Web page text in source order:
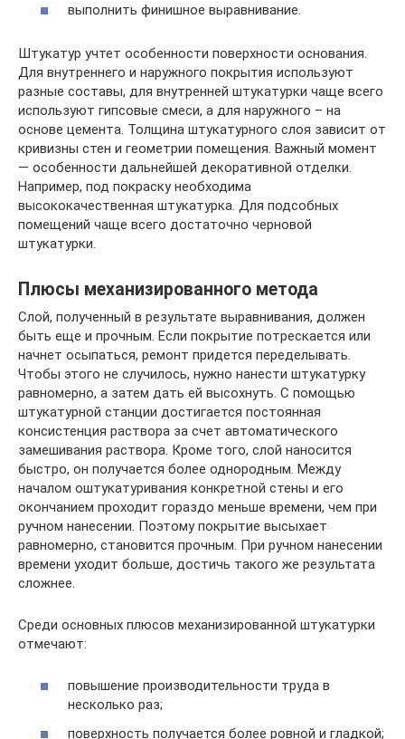
выполнить финишное выравнивание.
Штукатур учтет особенности поверхности основания.
Для внутреннего и наружного покрытия используют
разные составы, для внутренней штукатурки чаще всего
используют гипсовые смеси, а для наружного – на
основе цемента. Толщина штукатурного слоя зависит от
кривизны стен и геометрии помещения. Важный момент
— особенности дальнейшей декоративной отделки.
Например, под покраску необходима
высококачественная штукатурка. Для подсобных
помещений чаще всего достаточно черновой
штукатурки.
Плюсы механизированного метода
Слой, полученный в результате выравнивания, должен
быть еще и прочным. Если покрытие потрескается или
начнет осыпаться, ремонт придется переделывать.
Чтобы этого не случилось, нужно нанести штукатурку
равномерно, а затем дать ей высохнуть. С помощью
штукатурной станции достигается постоянная
консистенция раствора за счет автоматического
замешивания раствора. Кроме того, слой наносится
быстро, он получается более однородным. Между
началом оштукатуривания конкретной стены и его
окончанием проходит гораздо меньше времени, чем при
ручном нанесении. Поэтому покрытие высыхает
равномерно, становится прочным. При ручном нанесении
времени уходит больше, достичь такого же результата
сложнее.
Среди основных плюсов механизированной штукатурки
отмечают:
повышение производительности труда в
несколько раз;
поверхность получается более ровной и гладкой;